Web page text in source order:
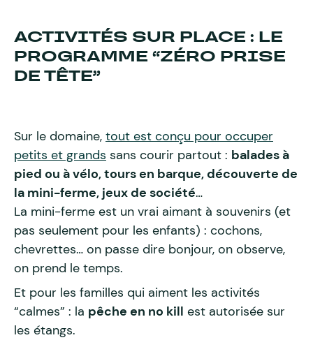
ACTIVITÉS SUR PLACE : LE
PROGRAMME “ZÉRO PRISE
DE TÊTE”
Sur le domaine, tout est conçu pour occuper
petits et grands sans courir partout : balades à
pied ou à vélo, tours en barque, découverte de
la mini-ferme, jeux de société…
La mini-ferme est un vrai aimant à souvenirs (et
pas seulement pour les enfants) : cochons,
chevrettes… on passe dire bonjour, on observe,
on prend le temps.
Et pour les familles qui aiment les activités
“calmes” : la pêche en no kill est autorisée sur
les étangs.